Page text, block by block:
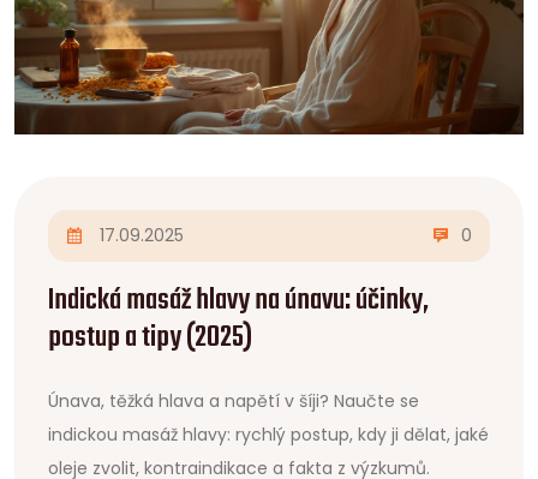
17.09.2025 0
Indická masáž hlavy na únavu: účinky,
postup a tipy (2025)
Únava, těžká hlava a napětí v šíji? Naučte se
indickou masáž hlavy: rychlý postup, kdy ji dělat, jaké
oleje zvolit, kontraindikace a fakta z výzkumů.